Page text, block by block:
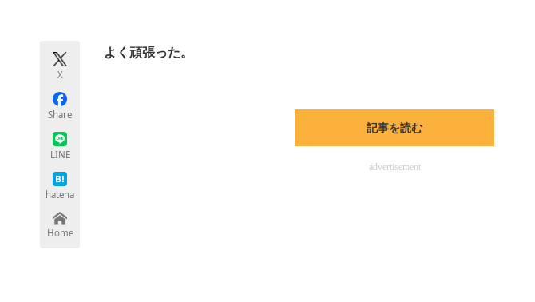
X
Share
LINE
hatena
Home
よく頑張った。
記事を読む
advertisement